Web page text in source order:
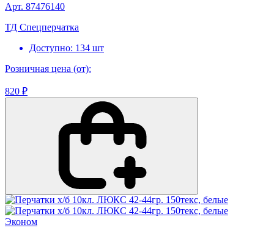
Арт. 87476140
ТД Спецперчатка
Доступно: 134 шт
Розничная цена (от):
820 ₽
Эконом